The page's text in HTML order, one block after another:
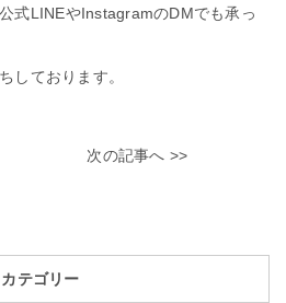
式LINEやInstagramのDMでも承っ
しております。
次の記事へ >>
カテゴリー